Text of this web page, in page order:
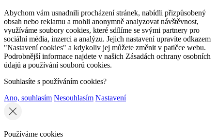
Abychom vám usnadnili procházení stránek, nabídli přizpůsobený
obsah nebo reklamu a mohli anonymně analyzovat návštěvnost,
využíváme soubory cookies, které sdílíme se svými partnery pro
sociální média, inzerci a analýzu. Jejich nastavení upravíte odkazem
"Nastavení cookies" a kdykoliv jej můžete změnit v patičce webu.
Podrobnější informace najdete v našich Zásadách ochrany osobních
údajů a používání souborů cookies.
Souhlasíte s používáním cookies?
Ano, souhlasím Nesouhlasím Nastavení
Používáme cookies